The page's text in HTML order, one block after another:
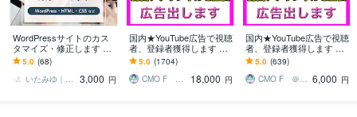
WordPressサイトのカス
タマイズ・修正します SW
ELL、Lightning、Cocoon
など
5.0 (68)
いたみゆ｜Webサイト制作
3,000 円
国内★YouTube広告で視聴
者、登録者獲得します 有
資格者の広告運用で本物
のチャンネル登録者、視
聴者獲得します
5.0 (1704)
CMO F ＠ココナラNo1セラー
18,000 円
国内★YouTube広告で視聴
者、登録者獲得します 有
資格者の広告運用で本物
のチャンネル登録者、視
聴者獲得します
5.0 (639)
CMO F ＠ココナラNo1セラー 6,000 円